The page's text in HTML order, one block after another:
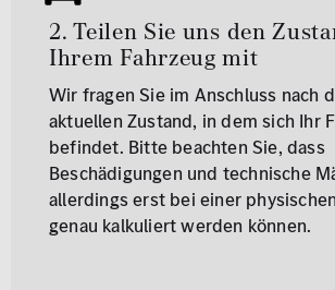
2. Teilen Sie uns den
Ihrem Fahrzeug mit
Wir fragen Sie im Anschluss nach
aktuellen Zustand, in dem sich Ihr
befindet. Bitte beachten Sie, dass
Beschädigungen und technische
allerdings erst bei einer
genau kalkuliert werden können.